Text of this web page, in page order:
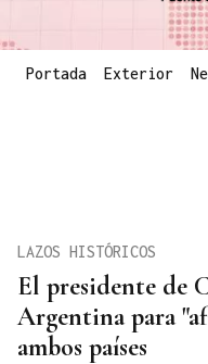
Portada Exterior
El presidente de
Argentina para
ambos países
LAZOS HISTÓRICOS